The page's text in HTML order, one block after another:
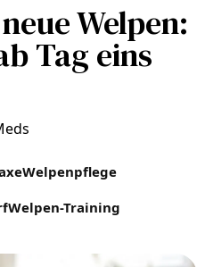
Welpen:
Tag eins
Welpenpflege
Welpen-Training